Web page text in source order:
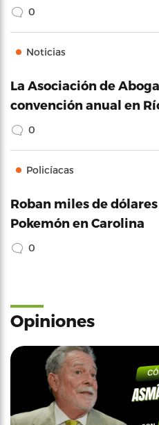
0
Noticias
La Asociación de
convención anual en
0
Policíacas
Roban miles de
Pokemón en Carolina
0
Opiniones